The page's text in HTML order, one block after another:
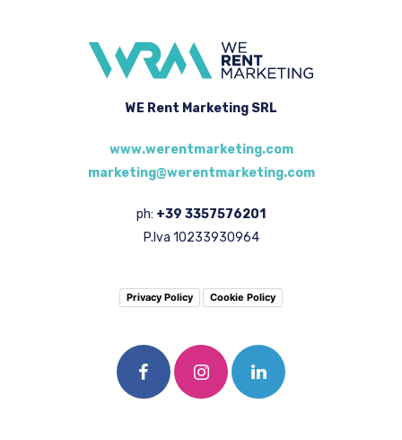
WE Rent Marketing SRL
www.werentmarketing.com
marketing@werentmarketing.com
ph: +39 3357576201
P.Iva 10233930964
Privacy Policy Cookie Policy